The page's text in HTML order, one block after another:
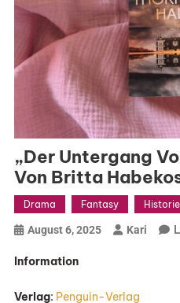
„Der Untergang
Von Britta
Drama Fantasy Historie
August 6, 2025 Kari
Information
Verlag: Penguin-Verlag